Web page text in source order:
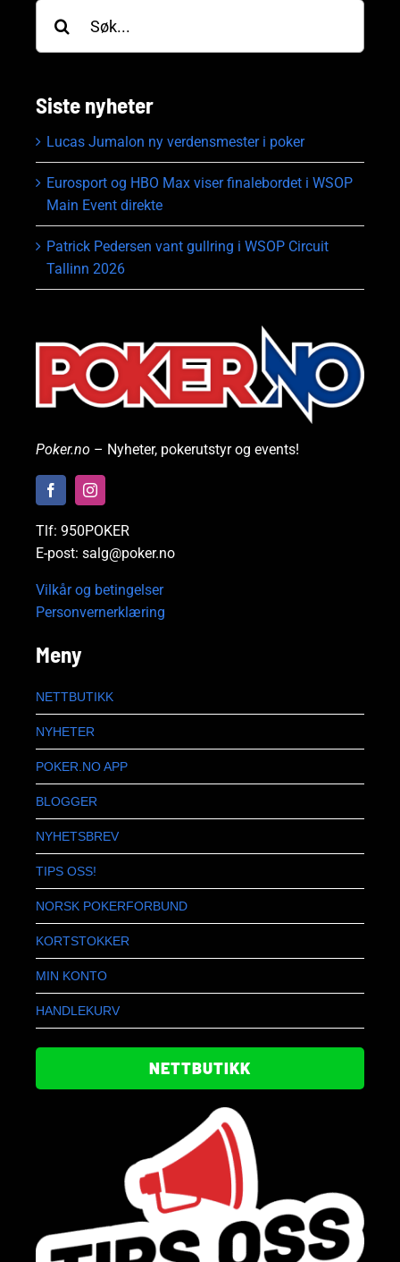
produktsiden
Søk
etter:
Siste nyheter
Lucas Jumalon ny verdensmester i poker
Eurosport og HBO Max viser finalebordet i WSOP
Main Event direkte
Patrick Pedersen vant gullring i WSOP Circuit
Tallinn 2026
Poker.no – Nyheter, pokerutstyr og events!
Tlf: 950POKER
E-post: salg@poker.no
Vilkår og betingelser
Personvernerklæring
Meny
NETTBUTIKK
NYHETER
POKER.NO APP
BLOGGER
NYHETSBREV
TIPS OSS!
NORSK POKERFORBUND
KORTSTOKKER
MIN KONTO
HANDLEKURV
NETTBUTIKK